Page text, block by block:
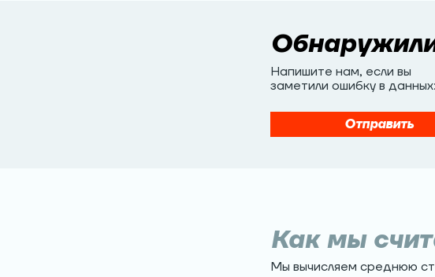
Напишите нам, если вы
заметили ошибку в данных:
Отправить
Как мы
Мы вычисляем среднюю